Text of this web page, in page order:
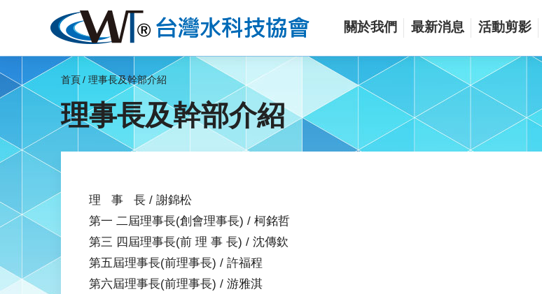
關於我們 最新消息 活動剪影
首頁 理事長及幹部介紹
理事長及幹部介紹
理 事 長 / 謝錦松
第一 二屆理事長(創會理事長) / 柯銘哲
第三 四屆理事長(前 理 事 長) / 沈傳欽
第五屆理事長(前理事長) / 許福程
第六屆理事長(前理事長) / 游雅淇